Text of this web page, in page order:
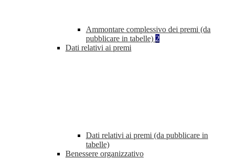
Ammontare complessivo dei premi (da
pubblicare in tabelle) 2
Dati relativi ai premi
Dati relativi ai premi (da pubblicare in
tabelle)
Benessere organizzativo